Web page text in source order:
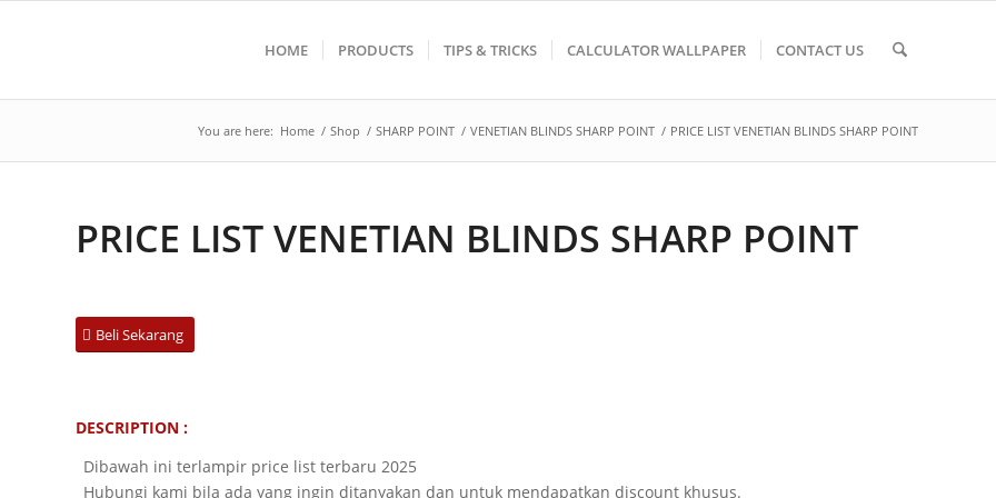
HOME PRODUCTS TIPS & TRICKS CALCULATOR WALLPAPER CONTACT US
You are here: Home / Shop / SHARP POINT / VENETIAN BLINDS SHARP POINT / PRICE LIST VENETIAN BLINDS SHARP POINT
PRICE LIST VENETIAN BLINDS SHARP POINT
Beli Sekarang
DESCRIPTION :
Dibawah ini terlampir price list terbaru 2025
Hubungi kami bila ada yang ingin ditanyakan dan untuk mendapatkan discount khusus.